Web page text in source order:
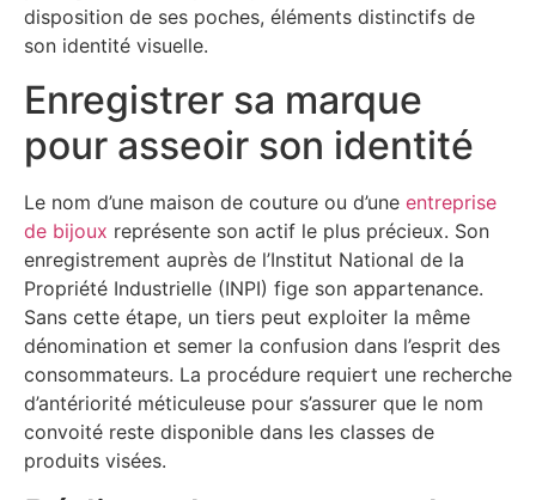
disposition de ses poches, éléments distinctifs de
son identité visuelle.
Enregistrer sa marque
pour asseoir son identité
Le nom d’une maison de couture ou d’une entreprise
de bijoux représente son actif le plus précieux. Son
enregistrement auprès de l’Institut National de la
Propriété Industrielle (INPI) fige son appartenance.
Sans cette étape, un tiers peut exploiter la même
dénomination et semer la confusion dans l’esprit des
consommateurs. La procédure requiert une recherche
d’antériorité méticuleuse pour s’assurer que le nom
convoité reste disponible dans les classes de
produits visées.